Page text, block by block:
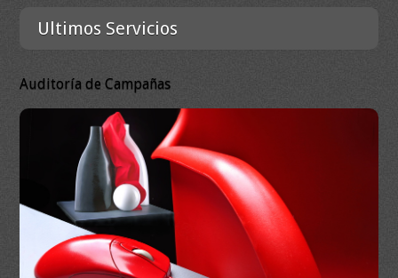
Ultimos Servicios
Auditoría de Campañas